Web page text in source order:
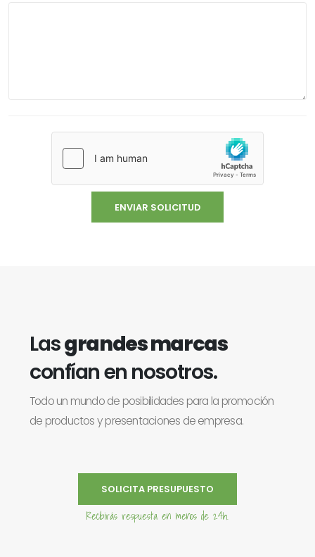
Lasgrandes marcas
confían en nosotros.
Todo un mundo de posibilidades para la promoción
de productos y presentaciones de empresa.
SOLICITA PRESUPUESTO
Recibirás respuesta en menos de 24h.